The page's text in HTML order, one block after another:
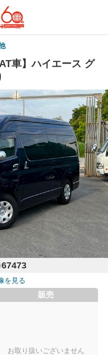
車】ハイエース グ
67473
を見る
販売
お取り扱いございません